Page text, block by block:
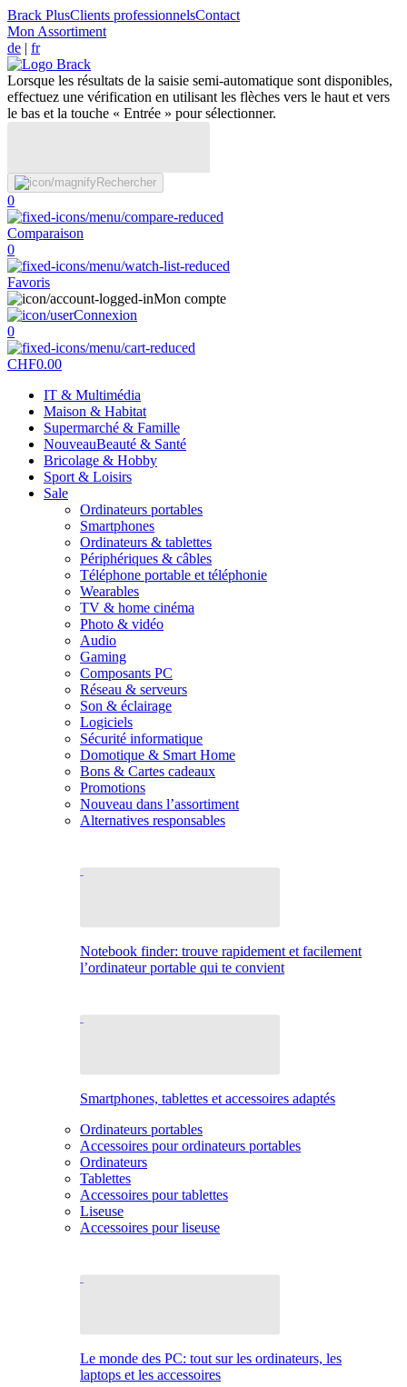
Brack PlusClients professionnelsContact
Mon Assortiment
de | fr
Lorsque les résultats de la saisie semi-automatique sont disponibles,
effectuez une vérification en utilisant les flèches vers le haut et vers
le bas et la touche « Entrée » pour sélectionner.
Rechercher
0
Comparaison
0
Favoris
Mon compte
Connexion
0
CHF0.00
IT & Multimédia
Maison & Habitat
Supermarché & Famille
NouveauBeauté & Santé
Bricolage & Hobby
Sport & Loisirs
Sale
Ordinateurs portables
Smartphones
Ordinateurs & tablettes
Périphériques & câbles
Téléphone portable et téléphonie
Wearables
TV & home cinéma
Photo & vidéo
Audio
Gaming
Composants PC
Réseau & serveurs
Son & éclairage
Logiciels
Sécurité informatique
Domotique & Smart Home
Bons & Cartes cadeaux
Promotions
Nouveau dans l’assortiment
Alternatives responsables
Notebook finder: trouve rapidement et facilement
l’ordinateur portable qui te convient
Smartphones, tablettes et accessoires adaptés
Ordinateurs portables
Accessoires pour ordinateurs portables
Ordinateurs
Tablettes
Accessoires pour tablettes
Liseuse
Accessoires pour liseuse
Le monde des PC: tout sur les ordinateurs, les
laptops et les accessoires